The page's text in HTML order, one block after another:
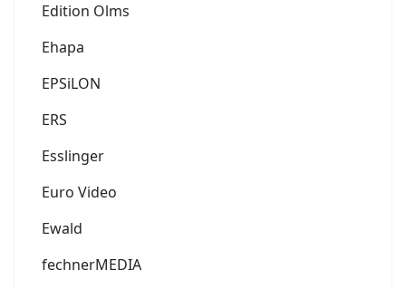
Edition Olms
Ehapa
EPSiLON
ERS
Esslinger
Euro Video
Ewald
fechnerMEDIA